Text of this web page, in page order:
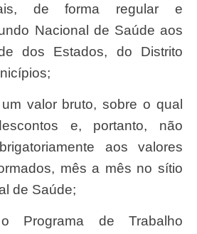
de forma regular e
Nacional de Saúde aos
dos Estados, do Distrito
e, portanto, não
aos valores
mês a mês no sítio
de Saúde;